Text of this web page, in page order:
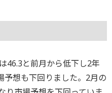
46.3と前月から低下し2年
予想も下回りました。2月の